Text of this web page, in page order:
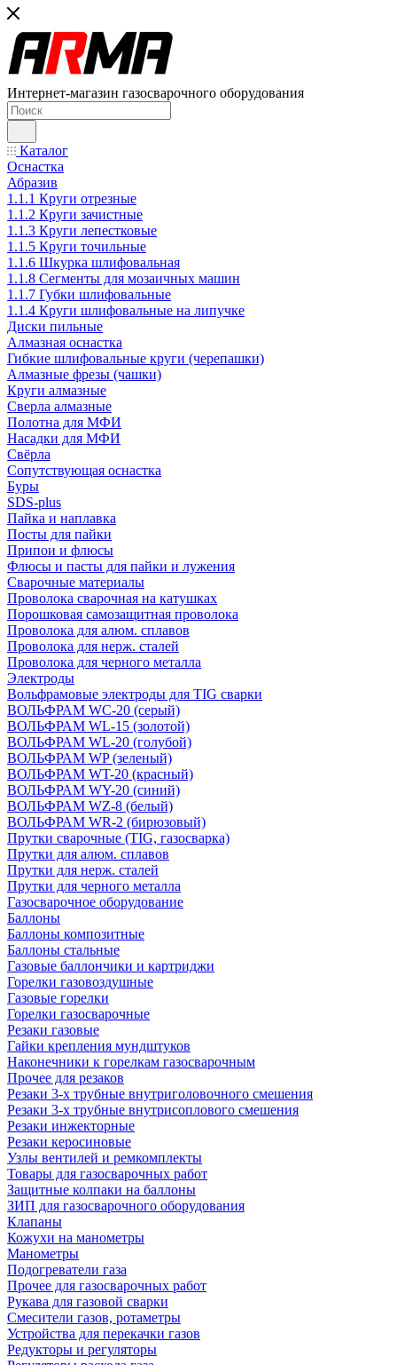
Интернет-магазин газосварочного оборудования
Каталог
Оснастка
Абразив
1.1.1 Круги отрезные
1.1.2 Круги зачистные
1.1.3 Круги лепестковые
1.1.5 Круги точильные
1.1.6 Шкурка шлифовальная
1.1.8 Сегменты для мозаичных машин
1.1.7 Губки шлифовальные
1.1.4 Круги шлифовальные на липучке
Диски пильные
Алмазная оснастка
Гибкие шлифовальные круги (черепашки)
Алмазные фрезы (чашки)
Круги алмазные
Сверла алмазные
Полотна для МФИ
Насадки для МФИ
Свёрла
Сопутствующая оснастка
Буры
SDS-plus
Пайка и наплавка
Посты для пайки
Припои и флюсы
Флюсы и пасты для пайки и лужения
Сварочные материалы
Проволока сварочная на катушках
Порошковая самозащитная проволока
Проволока для алюм. сплавов
Проволока для нерж. сталей
Проволока для черного металла
Электроды
Вольфрамовые электроды для TIG сварки
ВОЛЬФРАМ WC-20 (серый)
ВОЛЬФРАМ WL-15 (золотой)
ВОЛЬФРАМ WL-20 (голубой)
ВОЛЬФРАМ WP (зеленый)
ВОЛЬФРАМ WT-20 (красный)
ВОЛЬФРАМ WY-20 (синий)
ВОЛЬФРАМ WZ-8 (белый)
ВОЛЬФРАМ WR-2 (бирюзовый)
Прутки сварочные (TIG, газосварка)
Прутки для алюм. сплавов
Прутки для нерж. сталей
Прутки для черного металла
Газосварочное оборудование
Баллоны
Баллоны композитные
Баллоны стальные
Газовые баллончики и картриджи
Горелки газовоздушные
Газовые горелки
Горелки газосварочные
Резаки газовые
Гайки крепления мундштуков
Наконечники к горелкам газосварочным
Прочее для резаков
Резаки 3-х трубные внутриголовочного смешения
Резаки 3-х трубные внутрисоплового смешения
Резаки инжекторные
Резаки керосиновые
Узлы вентилей и ремкомплекты
Товары для газосварочных работ
Защитные колпаки на баллоны
ЗИП для газосварочного оборудования
Клапаны
Кожухи на манометры
Манометры
Подогреватели газа
Прочее для газосварочных работ
Рукава для газовой сварки
Смесители газов, ротаметры
Устройства для перекачки газов
Редукторы и регуляторы